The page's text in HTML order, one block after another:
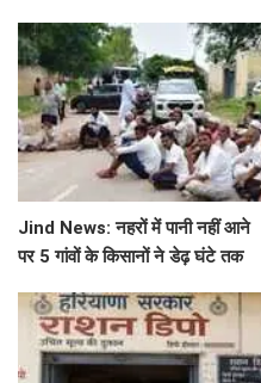
सटीक जानकारी
Jind News: नहरों में पानी नहीं आने
पर 5 गांवों के किसानों ने डेढ़ घंटे तक